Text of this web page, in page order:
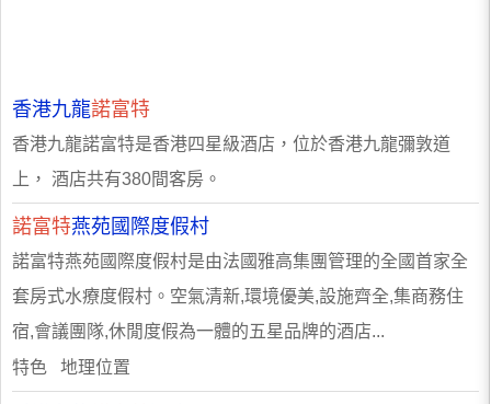
香港九龍諾富特
香港九龍諾富特是香港四星級酒店，位於香港九龍彌敦道
上， 酒店共有380間客房。
諾富特燕苑國際度假村
諾富特燕苑國際度假村是由法國雅高集團管理的全國首家全
套房式水療度假村。空氣清新,環境優美,設施齊全,集商務住
宿,會議團隊,休閒度假為一體的五星品牌的酒店...
特色 地理位置